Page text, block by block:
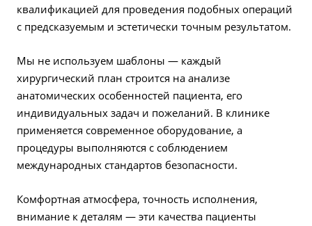
квалификацией для проведения подобных операций
с предсказуемым и эстетически точным результатом.
Мы не используем шаблоны — каждый
хирургический план строится на анализе
анатомических особенностей пациента, его
индивидуальных задач и пожеланий. В клинике
применяется современное оборудование, а
процедуры выполняются с соблюдением
международных стандартов безопасности.
Комфортная атмосфера, точность исполнения,
внимание к деталям — эти качества пациенты